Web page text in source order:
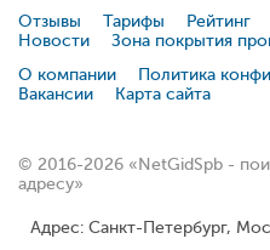
Отзывы Тарифы Рейтинг
Новости
Зона покрытия
О компании
Политика
Вакансии
Карта сайта
© 2016-2026 «NetGidSpb -
адресу»
Адрес: Санкт-Петербург,